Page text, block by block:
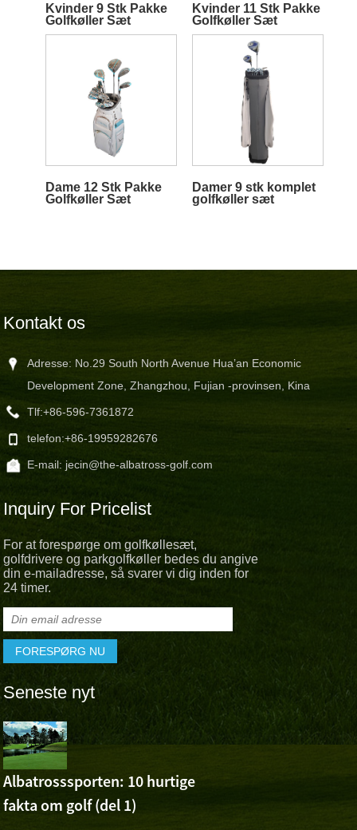
Kvinder 9 Stk Pakke
Golfkøller Sæt
Kvinder 11 Stk Pakke
Golfkøller Sæt
Dame 12 Stk Pakke
Golfkøller Sæt
Damer 9 stk komplet
golfkøller sæt
Kontakt os
Adresse: No.29 South North Avenue Hua’an Economic
Development Zone, Zhangzhou, Fujian -provinsen, Kina
Tlf:+86-596-7361872
telefon:+86-19959282676
E-mail: jecin@the-albatross-golf.com
Inquiry For Pricelist
For at forespørge om golfkøllesæt,
golfdrivere og parkgolfkøller bedes du angive
din e-mailadresse, så svarer vi dig inden for
24 timer.
Seneste nyt
Albatrosssporten: 10 hurtige
fakta om golf (del 1)
Albatross